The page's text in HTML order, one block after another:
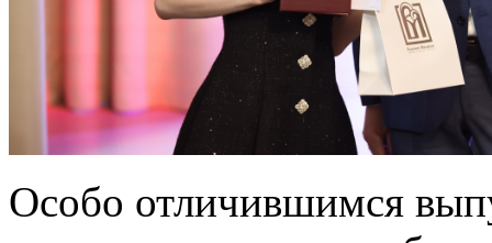
Особо отличившимся